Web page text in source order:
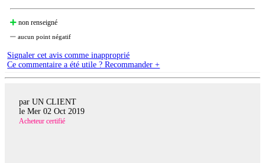
non renseigné
aucun point négatif
Signaler cet avis comme inapproprié
Ce commentaire a été utile ? Recommander +
par UN CLIENT
le Mer 02 Oct 2019
Acheteur certifié